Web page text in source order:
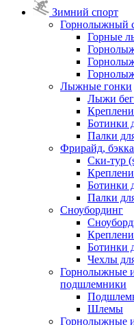
Зимний спорт
Горнолыжный
Горные
Лыжные гонки
Лыжи
Ботинки
Палки
Фрирайд,
Ски-тур
Ботинки
Палки
Сноубординг
Ботинки
Чехлы
Горнолыжные
подшлемники
Шлемы
Горнолыжные